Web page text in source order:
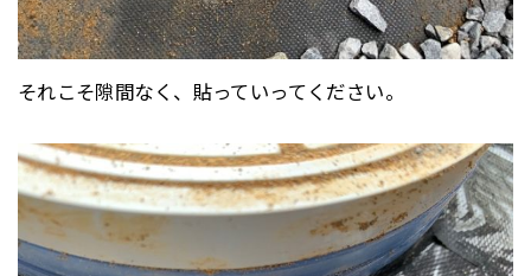
それこそ隙間なく、貼っていってください。